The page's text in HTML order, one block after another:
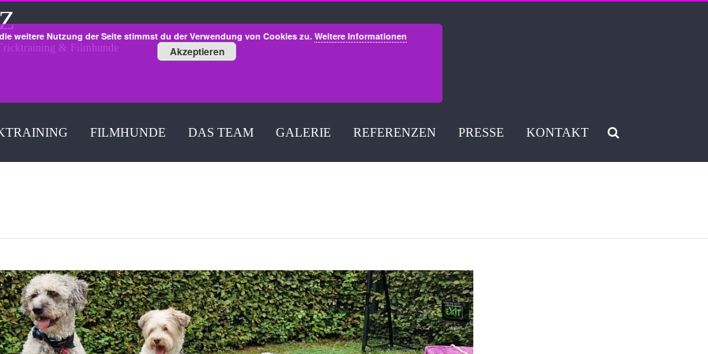
& Filmhunde
FILMHUNDE DAS TEAM GALERIE REFERENZEN PRESSE KONTAKT
weitere Nutzung der Seite stimmst du der Verwendung von Cookies zu. Weitere Informationen
Akzeptieren